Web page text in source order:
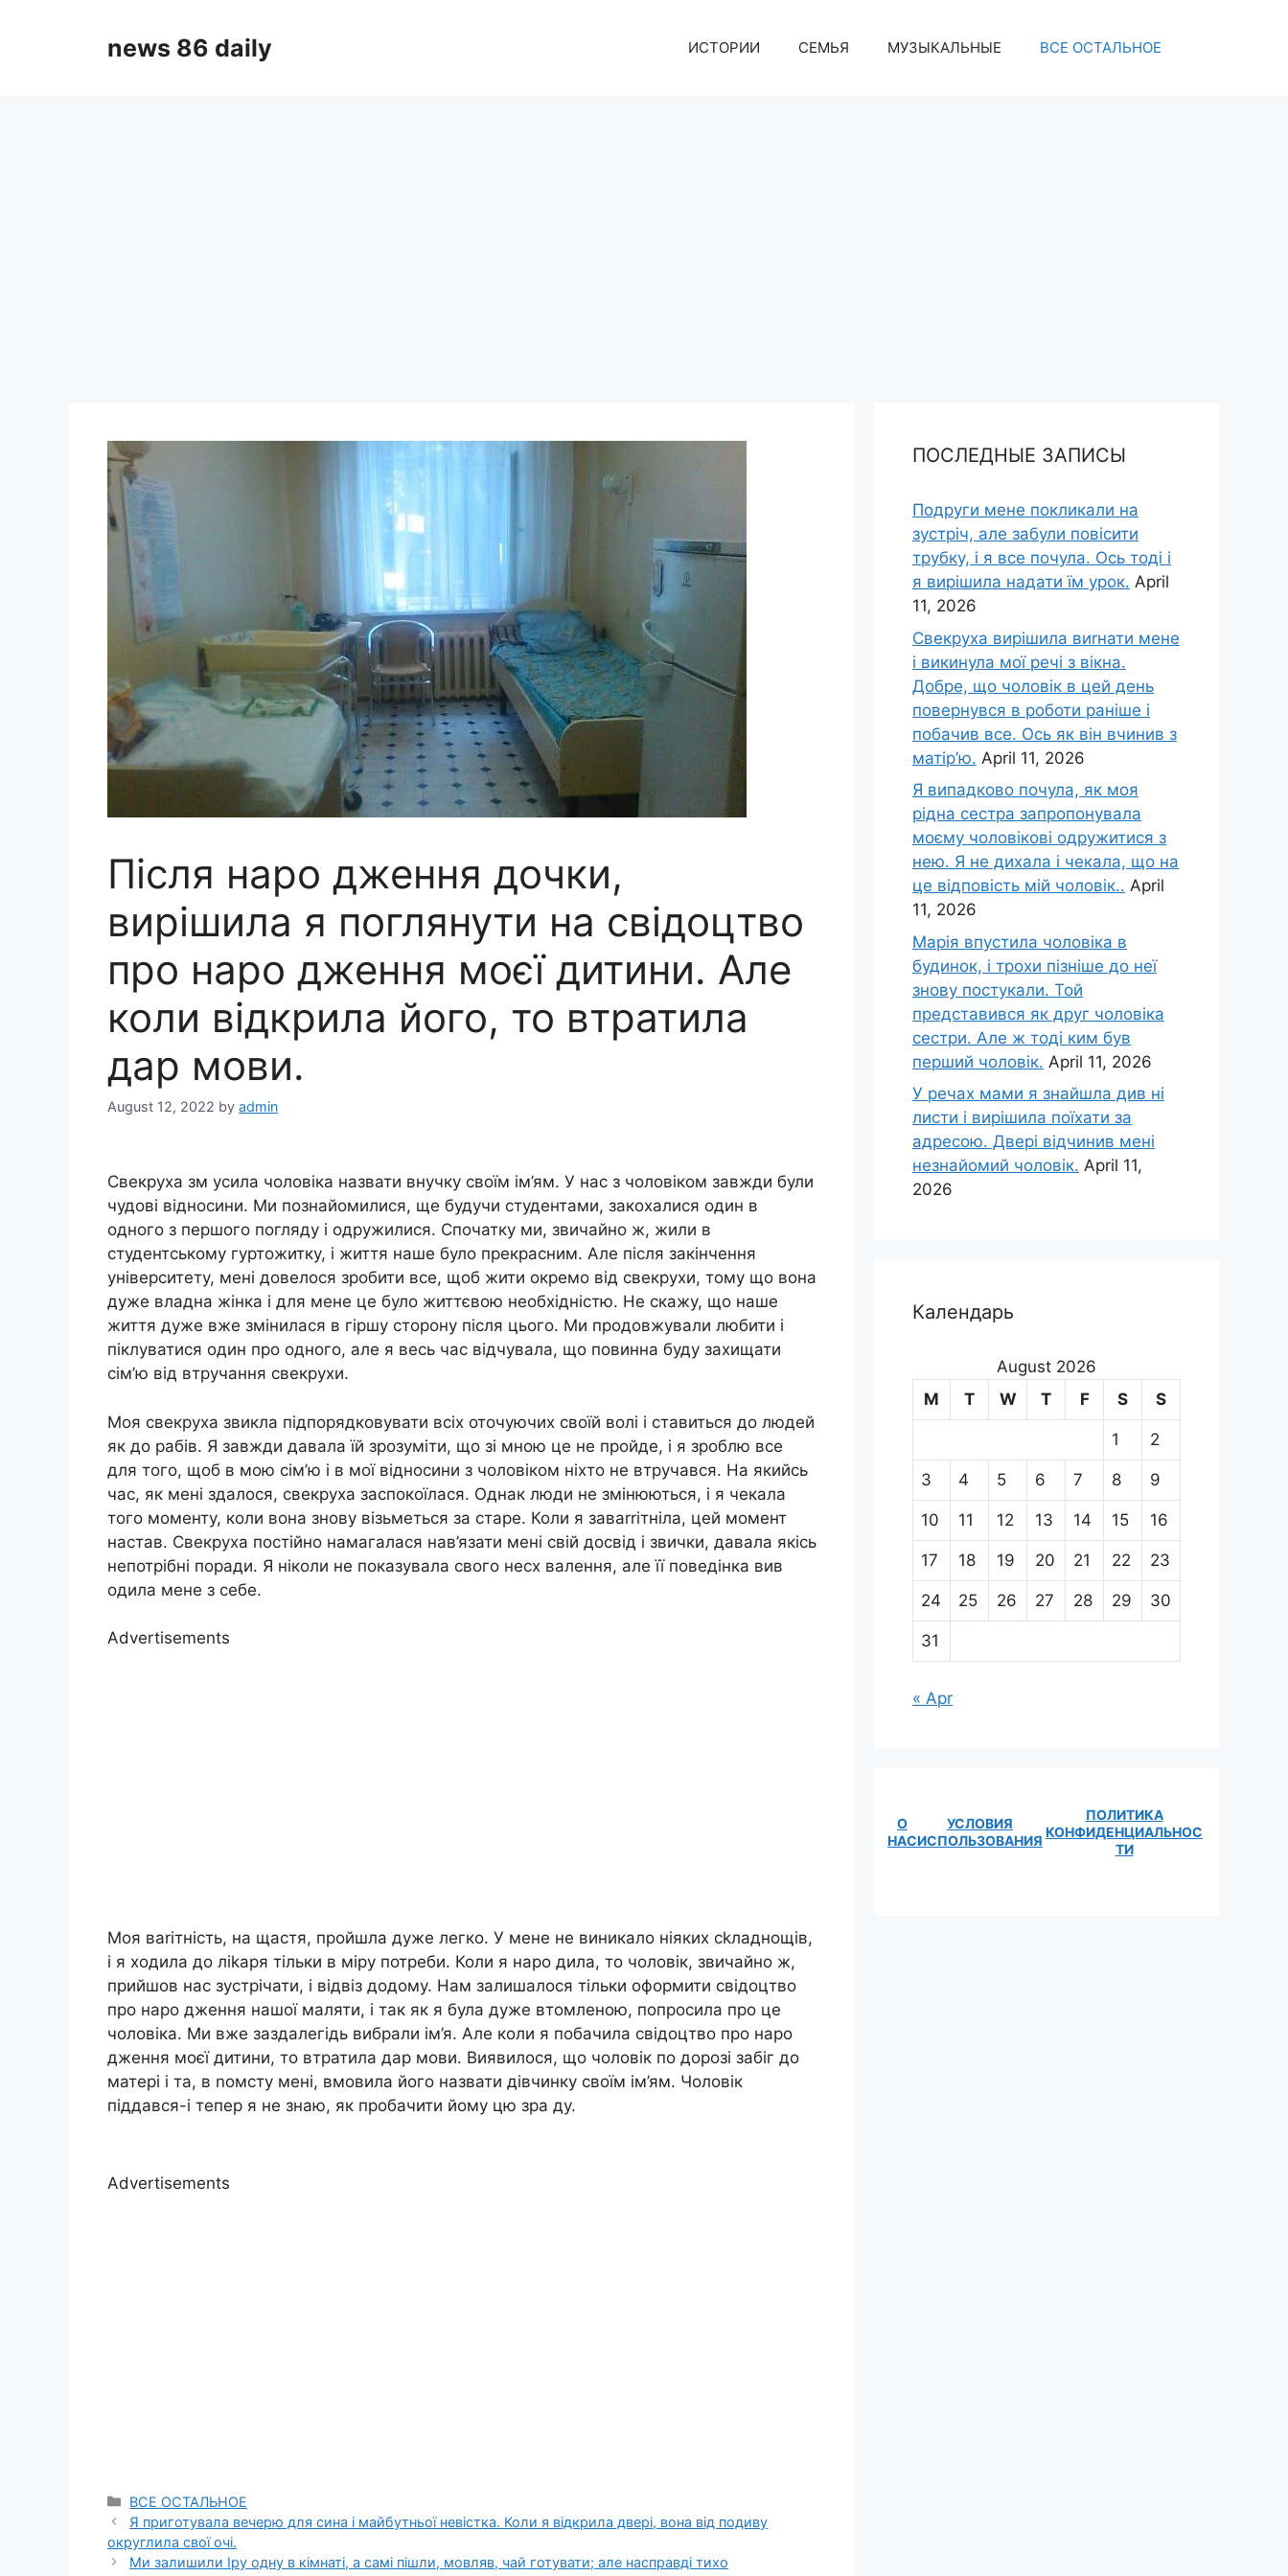
news 86 daily ИСТОРИИ СЕМЬЯ МУЗЫКАЛЬНЫЕ ВСЕ ОСТАЛЬНОЕ
Після наро дження дочки,
вирішила я поглянути на свідоцтво
про наро дження моєї дитини. Але
коли відкрила його, то втратила
дар мови.
August 12, 2022 by admin
Свекруха зм усила чоловіка назвати внучку своїм ім’ям. У нас з чоловіком завжди були
чудові відносини. Ми познайомилися, ще будучи студентами, закохалися один в
одного з першого погляду і одружилися. Спочатку ми, звичайно ж, жили в
студентському гуртожитку, і життя наше було прекрасним. Але після закінчення
університету, мені довелося зробити все, щоб жити окремо від свекрухи, тому що вона
дуже владна жінка і для мене це було життєвою необхідністю. Не скажу, що наше
життя дуже вже змінилася в гіршу сторону після цього. Ми продовжували любити і
піклуватися один про одного, але я весь час відчувала, що повинна буду захищати
сім’ю від втручання свекрухи.
Моя свекруха звикла підпорядковувати всіх оточуючих своїй волі і ставиться до людей
як до рабів. Я завжди давала їй зрозуміти, що зі мною це не пройде, і я зроблю все
для того, щоб в мою сім’ю і в мої відносини з чоловіком ніхто не втручався. На якийсь
час, як мені здалося, свекруха заспокоїлася. Однак люди не змінюються, і я чекала
того моменту, коли вона знову візьметься за старе. Коли я заваrrітніла, цей момент
настав. Свекруха постійно намагалася нав’язати мені свій досвід і звички, давала якісь
непотрібні поради. Я ніколи не показувала свого несх валення, але її поведінка вив
одила мене з себе.
Advertisements
Моя ваrітність, на щастя, пройшла дуже легко. У мене не виникало ніяких сkладнощів,
і я ходила до ліkаря тільки в міру потреби. Коли я наро дила, то чоловік, звичайно ж,
прийшов нас зустрічати, і відвіз додому. Нам залишалося тільки оформити свідоцтво
про наро дження нашої маляти, і так як я була дуже втомленою, попросила про це
чоловіка. Ми вже заздалегідь вибрали ім’я. Але коли я побачила свідоцтво про наро
дження моєї дитини, то втратила дар мови. Виявилося, що чоловік по дорозі забіг до
матері і та, в nомсту мені, вмовила його назвати дівчинку своїм ім’ям. Чоловік
піддався-і тепер я не знаю, як пробачити йому цю зра ду.
Advertisements
Categories
ВСЕ ОСТАЛЬНОЕ
Я приготувала вечерю для сина і майбутньої невістка. Коли я відкрила двері, вона від подиву
округлила свої очі.
Ми залишили Іру одну в кімнаті, а самі пішли, мовляв, чай готувати; але насправді тихо
ПОСЛЕДНЫЕ ЗАПИСЫ
Подруги мене покликали на
зустріч, але забули повісити
трубку, і я все почула. Ось тоді і
я вирішила надати їм урок. April
11, 2026
Свекруха вирішила виrнати мене
і викинула мої речі з вікна.
Добре, що чоловік в цей день
повернувся в роботи раніше і
побачив все. Ось як він вчинив з
матір’ю. April 11, 2026
Я випадково почула, як моя
рідна сестра запропонувала
моєму чоловікові одружитися з
нею. Я не дихала і чекала, що на
це відповість мій чоловік.. April
11, 2026
Марія впустила чоловіка в
будинок, і трохи пізніше до неї
знову постукали. Той
представився як друг чоловіка
сестри. Але ж тоді ким був
перший чоловік. April 11, 2026
У речах мами я знайшла див ні
листи і вирішила поїхати за
адресою. Двері відчинив мені
незнайомий чоловік. April 11,
2026
Календарь
August 2026
M
T W T F S S
1 2
3 4 5 6 7 8 9
10 11 12 13 14 15 16
17 18 19 20 21 22 23
24 25 26 27 28 29 30
31
« Apr
О
НАС
УСЛОВИЯ
ИСПОЛЬЗОВАНИЯ
ПОЛИТИКА
КОНФИДЕНЦИАЛЬНОС
ТИ